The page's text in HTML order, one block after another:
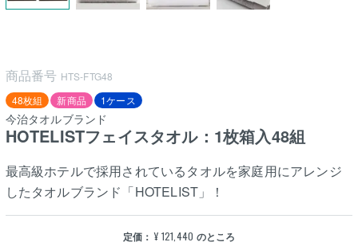
商品番号 HTS-FTG48
48枚組
新商品 1ケース
今治タオルブランド
HOTELISTフェイスタオル：1枚箱入48組
最高級ホテルで採用されているタオルを家庭用にアレンジ
したタオルブランド「HOTELIST」！
定価： ¥ 121,440 のところ